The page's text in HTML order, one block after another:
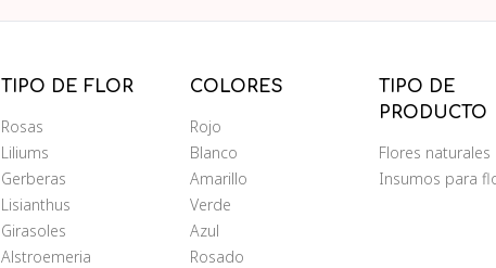
TIPO DE FLOR
Rosas
Liliums
Gerberas
Lisianthus
Girasoles
Alstroemeria
COLORES
Rojo
Blanco
Amarillo
Verde
Azul
Rosado
TIPO DE
PRODUCTO
Flores naturales
Insumos para